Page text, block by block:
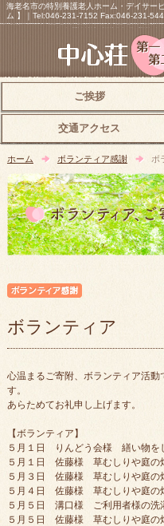
海老名市の特別養護老人ホーム・デイサー
ム 】｜Tel:046-231-7152 Fax:046-231-
ご挨拶
交通アクセス
ホーム ボランティア感謝 ボ
ボランティア
心温まるご寄附、ボランティア活
す。
あらためてお礼申し上げます。
【ボランティア】
５月１日 りんどう会様 繕い物を
５月１日 佐藤様 草むしりや庭の
５月３日 佐藤様 草むしりや庭の
５月４日 佐藤様 草むしりや庭の
５月５日 溝口様 ご利用者様の洗
５月５日 佐藤様 草むしりや庭の